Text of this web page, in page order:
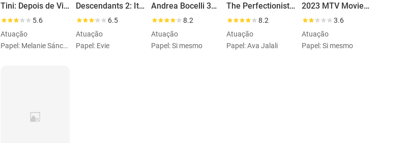
Tini: Depois de Violetta
5.6
Atuação
Papel: Melanie Sánchez
Descendants 2: It's Going Down
6.5
Atuação
Papel: Evie
Andrea Bocelli 30: The Celebration
8.2
Atuação
Papel: Si mesmo
The Perfectionists: Somebody is Watching
8.2
Atuação
Papel: Ava Jalali
2023 MTV Movie & TV Awards
3.6
Atuação
Papel: Si mesmo